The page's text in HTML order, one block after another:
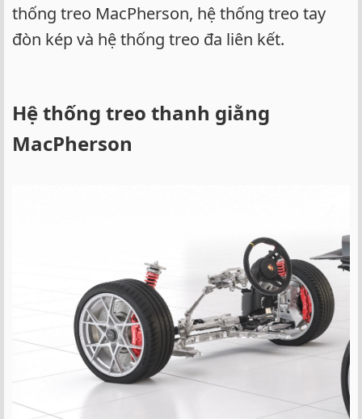
thống treo MacPherson, hệ thống treo tay
đòn kép và hệ thống treo đa liên kết.
Hệ thống treo thanh giằng
MacPherson​